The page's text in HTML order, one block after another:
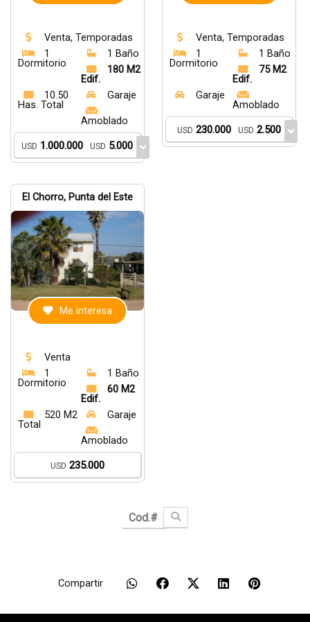
Venta, Temporadas
1
Dormitorio
1 Baño
180 M2
Edif.
10.50
Has. Total
Garaje
Amoblado
USD 1.000.000 USD 5.000
Venta, Temporadas
1
Dormitorio
1 Baño
75 M2
Edif.
Garaje
Amoblado
USD 230.000 USD 2.500
El Chorro, Punta del Este
Me interesa
Venta
1
Dormitorio
1 Baño
60 M2
Edif.
520 M2
Total
Garaje
Amoblado
USD 235.000
Compartir